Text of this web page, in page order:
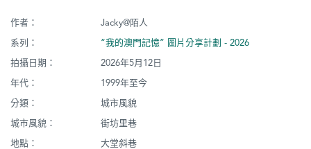
作者：
Jacky@陌人
系列：
“我的澳門記憶” 圖片分享計劃 - 2026
拍攝日期：
2026年5月12日
年代：
1999年至今
分類：
城市風貌
城市風貌：
街坊里巷
地點：
大堂斜巷